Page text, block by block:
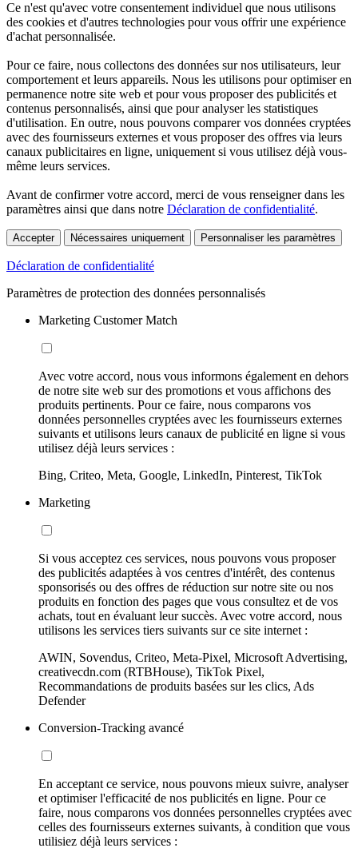
Ce n'est qu'avec votre consentement individuel que nous utilisons
des cookies et d'autres technologies pour vous offrir une expérience
d'achat personnalisée.
Pour ce faire, nous collectons des données sur nos utilisateurs, leur
comportement et leurs appareils. Nous les utilisons pour optimiser en
permanence notre site web et pour vous proposer des publicités et
contenus personnalisés, ainsi que pour analyser les statistiques
d'utilisation. En outre, nous pouvons comparer vos données cryptées
avec des fournisseurs externes et vous proposer des offres via leurs
canaux publicitaires en ligne, uniquement si vous utilisez déjà vous-
même leurs services.
Avant de confirmer votre accord, merci de vous renseigner dans les
paramètres ainsi que dans notre Déclaration de confidentialité.
Accepter Nécessaires uniquement Personnaliser les paramètres
Déclaration de confidentialité
Paramètres de protection des données personnalisés
Marketing Customer Match
Avec votre accord, nous vous informons également en dehors
de notre site web sur des promotions et vous affichons des
produits pertinents. Pour ce faire, nous comparons vos
données personnelles cryptées avec les fournisseurs externes
suivants et utilisons leurs canaux de publicité en ligne si vous
utilisez déjà leurs services :
Bing, Criteo, Meta, Google, LinkedIn, Pinterest, TikTok
Marketing
Si vous acceptez ces services, nous pouvons vous proposer
des publicités adaptées à vos centres d'intérêt, des contenus
sponsorisés ou des offres de réduction sur notre site ou nos
produits en fonction des pages que vous consultez et de vos
achats, tout en évaluant leur succès. Avec votre accord, nous
utilisons les services tiers suivants sur ce site internet :
AWIN, Sovendus, Criteo, Meta-Pixel, Microsoft Advertising,
creativecdn.com (RTBHouse), TikTok Pixel,
Recommandations de produits basées sur les clics, Ads
Defender
Conversion-Tracking avancé
En acceptant ce service, nous pouvons mieux suivre, analyser
et optimiser l'efficacité de nos publicités en ligne. Pour ce
faire, nous comparons vos données personnelles cryptées avec
celles des fournisseurs externes suivants, à condition que vous
utilisiez déjà leurs services :